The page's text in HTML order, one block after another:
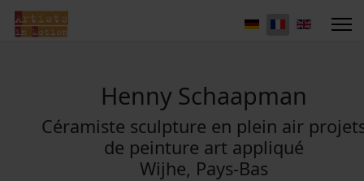
Henny Schaapman
Céramiste sculpture en plein air
de peinture art appliqué
Wijhe, Pays-Bas